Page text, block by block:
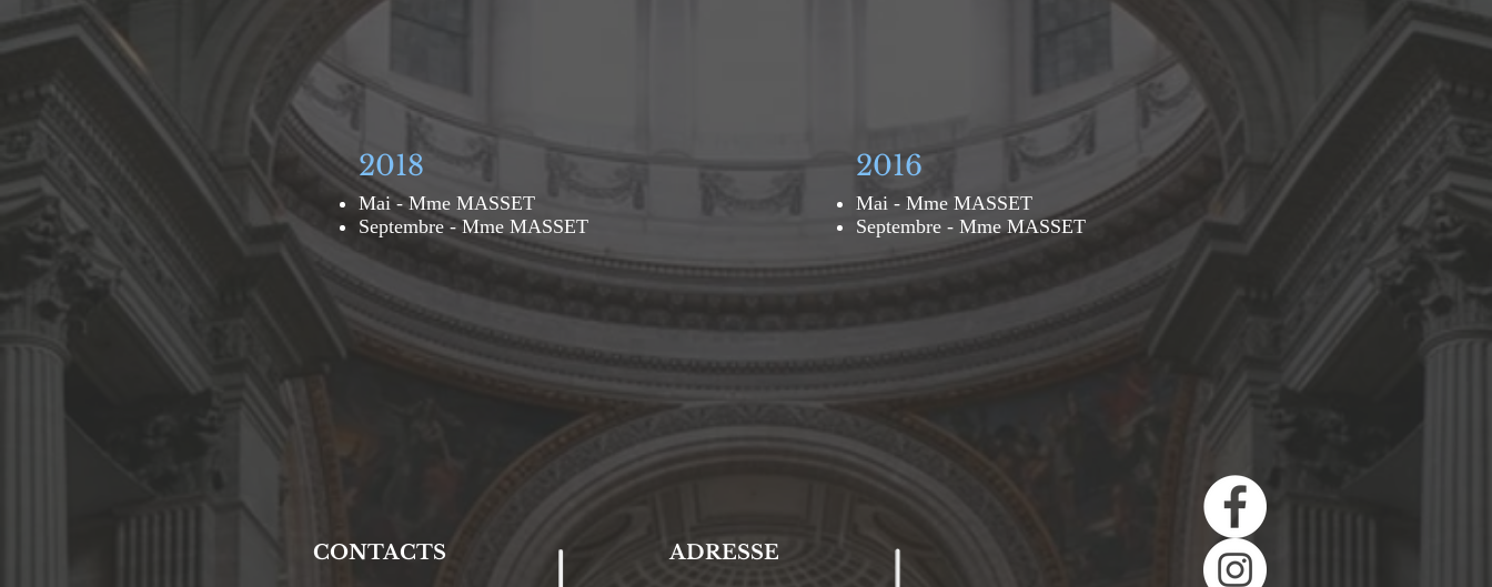
2018
Mai - Mme MASSET
Septembre - Mme MASSET
2016
Mai - Mme MASSET
Septembre - Mme MASSET
CONTACTS ADRESSE